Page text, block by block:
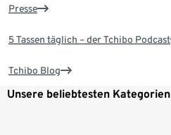
Presse
5 Tassen täglich – der Tchibo Podcast
Tchibo Blog
Unsere beliebtesten Kategorien